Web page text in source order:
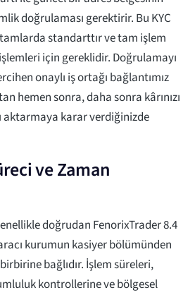
doğrulaması gerektirir. Bu KYC
standarttır ve tam işlem
için gereklidir. Doğrulamayı
onaylı iş ortağı bağlantımız
hemen sonra, daha sonra kârınızı
aktarmaya karar verdiğinizde
ve Zaman
doğrudan FenorixTrader 8.4
kurumun kasiyer bölümünden
bağlıdır. İşlem süreleri,
kontrollerine ve bölgesel